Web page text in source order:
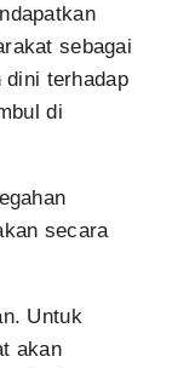
sebagai
dini terhadap
di
secara
Untuk
akan